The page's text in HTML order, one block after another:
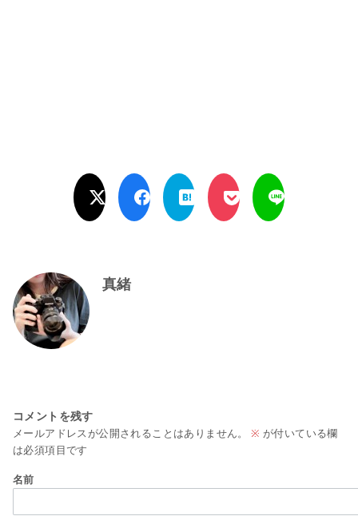
真緒
コメントを残す
メールアドレスが公開されることはありません。 ※ が付いている欄
は必須項目です
名前